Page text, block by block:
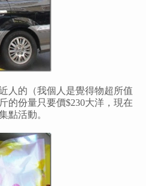
人的（我個人是覺得物超所值
的份量只要價$230大洋，現在
點活動。